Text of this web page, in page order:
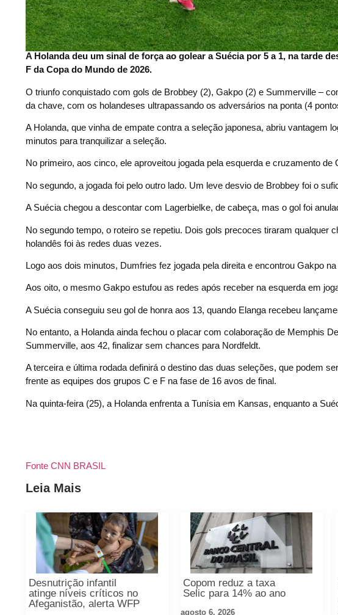
A Holanda deu um sinal de força ao golear a Suécia por 5 a 1, na tarde
F da Copa do Mundo de 2026.
O triunfo conquistado com gols de Brobbey (2), Gakpo (2) e Summerville –
da chave, com os holandeses ultrapassando os adversários na ponta (4
A Holanda, que vinha de empate contra a seleção japonesa, abriu vantagem
minutos para tranquilizar a seleção.
No primeiro, aos cinco, ele aproveitou jogada pela esquerda e cruzamento
No segundo, a jogada foi pelo outro lado. Um leve desvio de Brobbey foi o
A Suécia chegou a descontar com Lagerbielke, de cabeça, mas o gol foi
No segundo tempo, o roteiro se repetiu. Dois gols precoces tiraram qualquer
holandês foi às redes duas vezes.
Logo aos dois minutos, Dumfries fez jogada pela direita e encontrou Gakpo
Aos oito, o mesmo Gakpo estufou as redes após receber na esquerda em
A Suécia conseguiu seu gol de honra aos 13, quando Elanga recebeu
No entanto, a Holanda ainda fechou o placar com colaboração de Memphis
Summerville, aos 42, finalizar sem chances para Nordfeldt.
A terceira e última rodada definirá o destino das duas seleções, que podem
frente as equipes dos grupos C e F na fase de 16 avos de final.
Na quinta-feira (25), a Holanda enfrenta a Tunísia em Kansas, enquanto a
Fonte CNN BRASIL
Leia Mais
Desnutrição infantil
atinge níveis críticos no
Afeganistão, alerta WFP
Copom reduz a taxa
Selic para 14% ao ano
agosto 6, 2026